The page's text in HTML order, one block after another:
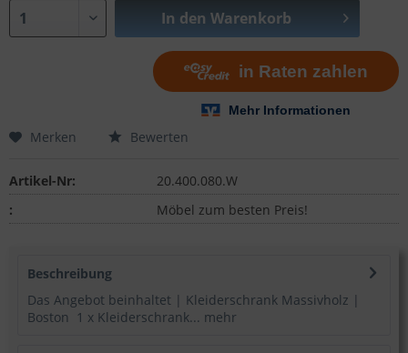
In den Warenkorb
Merken Bewerten
Artikel-Nr:
20.400.080.W
:
Möbel zum besten Preis!
Beschreibung
Das Angebot beinhaltet | Kleiderschrank Massivholz |
Boston 1 x Kleiderschrank... mehr